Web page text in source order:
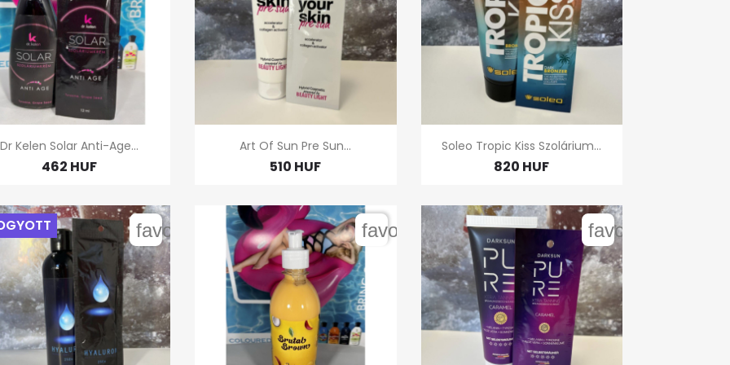
 Gyors nézet
Dr Kelen Solar Anti-Age...
462 HUF
 Gyors nézet
Art Of Sun Pre Sun...
510 HUF
 Gyors nézet
Soleo Tropic Kiss Szolárium...
820 HUF
favorite_border favorite_border favorite_border